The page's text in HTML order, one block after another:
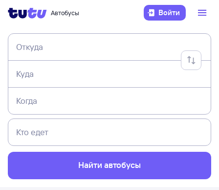
Автобусы Войти
Откуда
Куда
Когда
Кто едет
Найти автобусы